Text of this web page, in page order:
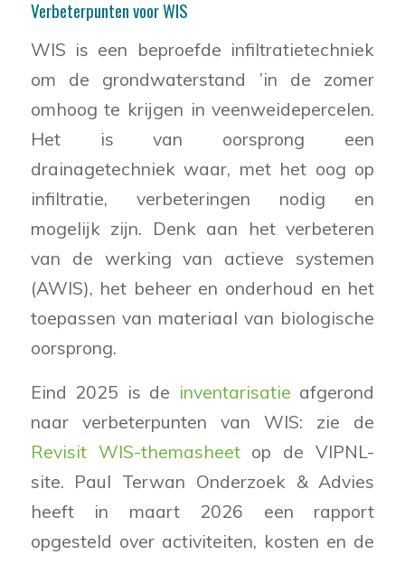
Verbeterpunten voor WIS
WIS is een beproefde infiltratietechniek
om de grondwaterstand ’in de zomer
omhoog te krijgen in veenweidepercelen.
Het is van oorsprong een
drainagetechniek waar, met het oog op
infiltratie, verbeteringen nodig en
mogelijk zijn. Denk aan het verbeteren
van de werking van actieve systemen
(AWIS), het beheer en onderhoud en het
toepassen van materiaal van biologische
oorsprong.
Eind 2025 is de inventarisatie afgerond
naar verbeterpunten van WIS: zie de
Revisit WIS-themasheetop de VIPNL-
site. Paul Terwan Onderzoek & Advies
heeft in maart 2026 een rapport
opgesteld over activiteiten, kosten en de